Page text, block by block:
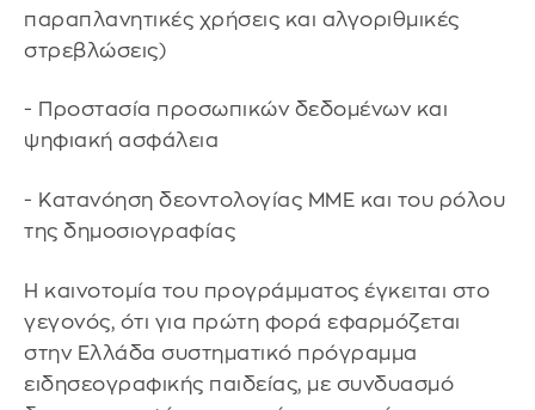
παραπλανητικές χρήσεις και αλγοριθμικές
στρεβλώσεις)
- Προστασία προσωπικών δεδομένων και
ψηφιακή ασφάλεια
- Κατανόηση δεοντολογίας ΜΜΕ και του ρόλου
της δημοσιογραφίας
Η καινοτομία του προγράμματος έγκειται στο
γεγονός, ότι για πρώτη φορά εφαρμόζεται
στην Ελλάδα συστηματικό πρόγραμμα
ειδησεογραφικής παιδείας, με συνδυασμό